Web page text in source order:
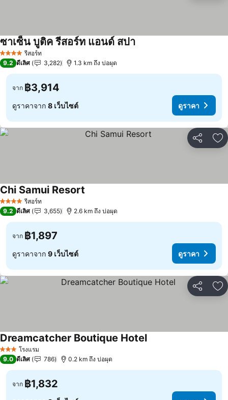
4 ดาว รีสอร์ท
ซาเซ็น บูติค รีสอร์ท แอนด์ สปาดูราคา
9.2 ดีเลิศ 3,282 1.3 km ถึง บ่อผุด
จาก ฿3,914
ดูราคาจาก 8 เว็บไซต์ ดูราคา
แชร์ เ
4 ดาว รีสอร์ท
Chi Samui Resort
9.2 ดีเลิศ 3,655 2.6 km ถึง บ่อผุด
จาก ฿1,897
ดูราคาจาก 9 เว็บไซต์ ดูราคา
แชร์ เ
3 ดาว โรงแรม
Dreamcatcher Boutique Hotelดูราคา
9.0 ดีเลิศ 786 0.2 km ถึง บ่อผุด
จาก ฿1,832